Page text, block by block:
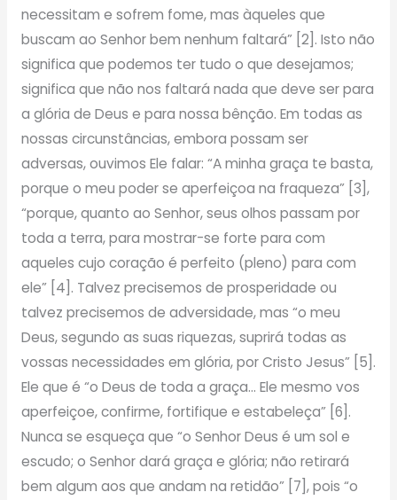
necessitam e sofrem fome, mas àqueles que
buscam ao Senhor bem nenhum faltará” [2]. Isto não
significa que podemos ter tudo o que desejamos;
significa que não nos faltará nada que deve ser para
a glória de Deus e para nossa bênção. Em todas as
nossas circunstâncias, embora possam ser
adversas, ouvimos Ele falar: “A minha graça te basta,
porque o meu poder se aperfeiçoa na fraqueza” [3],
“porque, quanto ao Senhor, seus olhos passam por
toda a terra, para mostrar-se forte para com
aqueles cujo coração é perfeito (pleno) para com
ele” [4]. Talvez precisemos de prosperidade ou
talvez precisemos de adversidade, mas “o meu
Deus, segundo as suas riquezas, suprirá todas as
vossas necessidades em glória, por Cristo Jesus” [5].
Ele que é “o Deus de toda a graça… Ele mesmo vos
aperfeiçoe, confirme, fortifique e estabeleça” [6].
Nunca se esqueça que “o Senhor Deus é um sol e
escudo; o Senhor dará graça e glória; não retirará
bem algum aos que andam na retidão” [7], pois “o